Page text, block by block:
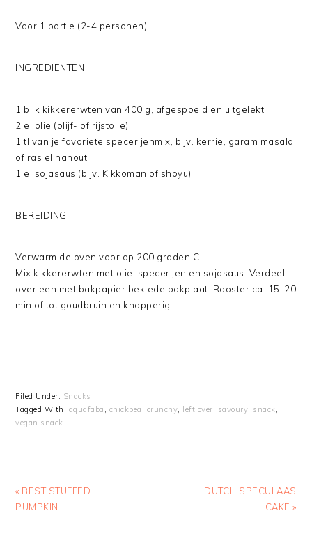
Voor 1 portie (2-4 personen)
INGREDIENTEN
1 blik kikkererwten van 400 g, afgespoeld en uitgelekt
2 el olie (olijf- of rijstolie)
1 tl van je favoriete specerijenmix, bijv. kerrie, garam masala
of ras el hanout
1 el sojasaus (bijv. Kikkoman of shoyu)
BEREIDING
Verwarm de oven voor op 200 graden C.
Mix kikkererwten met olie, specerijen en sojasaus. Verdeel
over een met bakpapier beklede bakplaat. Rooster ca. 15-20
min of tot goudbruin en knapperig.
Filed Under: Snacks
Tagged With: aquafaba chickpea crunchy left over savoury snack
vegan snack
Previous
Post:
« BEST STUFFED
PUMPKIN
Next
DUTCH SPECULAAS
CAKE »